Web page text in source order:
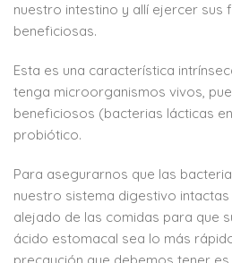
nuestro intestino y allí ejercer sus
beneficiosas.
Esta es una característica
tenga microorganismos vivos,
beneficiosos (bacterias lácticas
probiótico.
Para asegurarnos que las
nuestro sistema digestivo
alejado de las comidas para que
ácido estomacal sea lo más